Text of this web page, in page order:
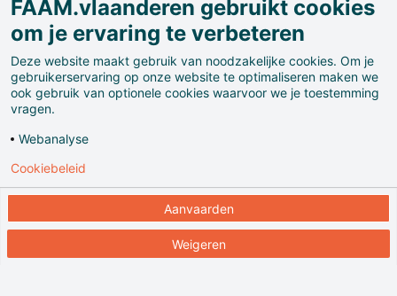
Het Museum voor Schone Kunsten (MSK Gent), een
van de oudste van het land (1798), put zijn kracht
onder meer uit de verscheidenheid van zijn
verzameling schilderijen, beelden, wandtapijten,
tekeningen en grafiek. Weinig musea bezitten twee
werken van Bosch of het volledige etswerk van
FAAM.vlaanderen gebruikt cookies
om je ervaring te verbeteren
Deze website maakt gebruik van noodzakelijke cookies. Om je
gebruikerservaring op onze website te optimaliseren maken we
ook gebruik van optionele cookies waarvoor we je toestemming
vragen.
Webanalyse
Aanvaarden
Weigeren
Cookiebeleid